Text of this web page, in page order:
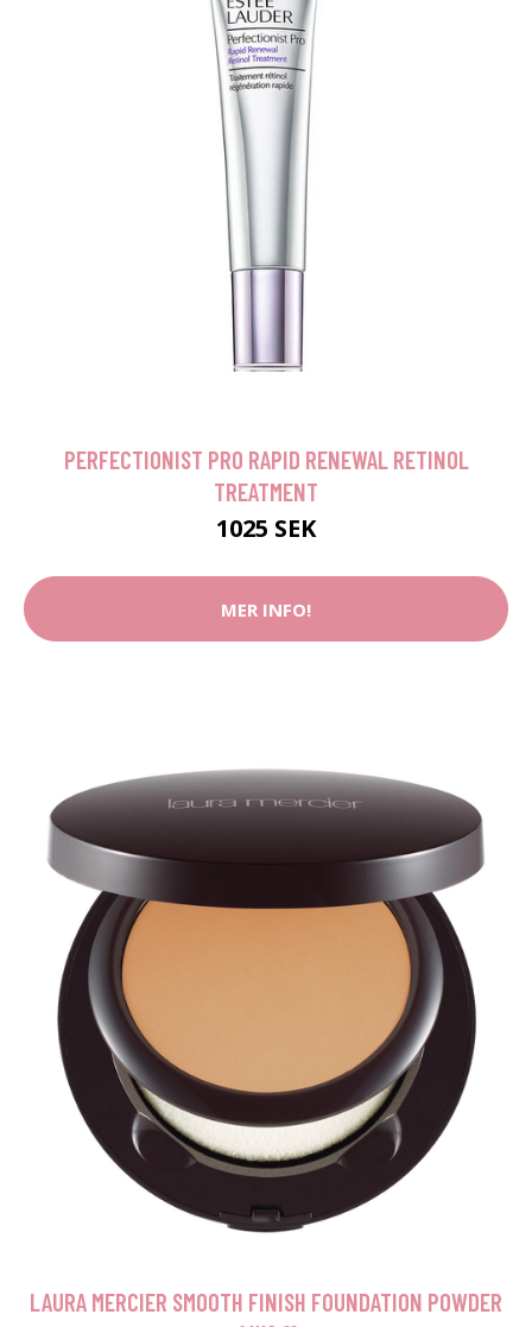
PERFECTIONIST PRO RAPID RENEWAL RETINOL
TREATMENT
1025 SEK
MER INFO!
LAURA MERCIER SMOOTH FINISH FOUNDATION POWDER